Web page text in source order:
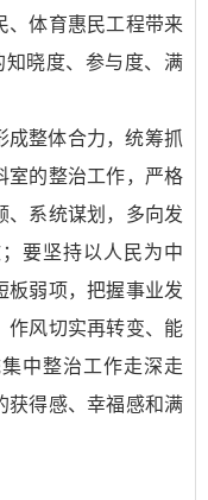
、体育惠民工程带来
知晓度、参与度、满
成整体合力，统筹抓
室的整治工作，严格
、系统谋划，多向发
要坚持以人民为中
板弱项，把握事业发
作风切实再转变、能
中整治工作走深走
获得感、幸福感和满